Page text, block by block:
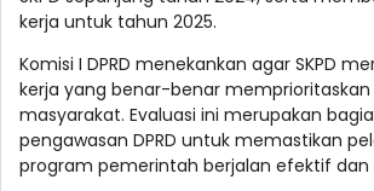
kerja untuk tahun 2025.
Komisi I DPRD menekankan agar SKPD
kerja yang benar-benar
masyarakat. Evaluasi ini merupakan
pengawasan DPRD untuk memastikan
program pemerintah berjalan efektif dan